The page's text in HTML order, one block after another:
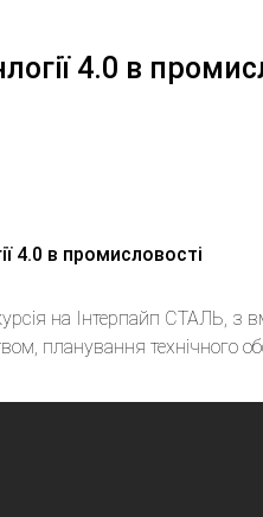
4.0 в
4.0 в промисловості
на Інтерпайп СТАЛЬ, з
планування технічного